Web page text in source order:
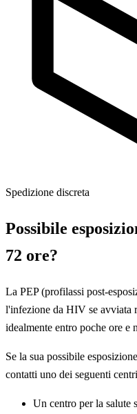
Spedizione discreta
Possibile
72 ore?
La PEP (profilassi post-
l'infezione da HIV se avviata
idealmente entro poche ore e
Se la sua possibile
contatti uno dei seguenti
Un centro per la salute